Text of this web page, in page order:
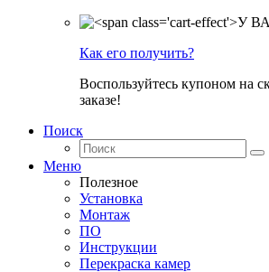
Как его получить?
Воспользуйтесь купоном на
заказе!
Поиск
Меню
Полезное
Установка
Монтаж
ПО
Инструкции
Перекраска камер